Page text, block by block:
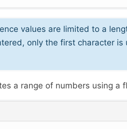
values are limited to a
only the first character
a range of numbers using a